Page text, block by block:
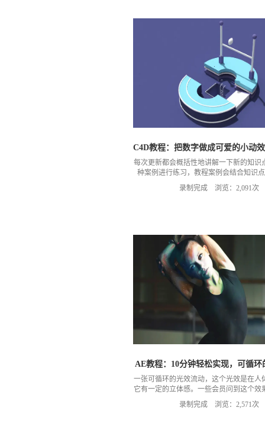
C4D教程：把数字做成可爱的小动
每次更新都会概括性地讲解一下新的知识
种案例进行练习，教程案例会结合知识
进，难度也会慢慢地增加。这节课讲解一
动效教程，更多教程关注MG动画
录制完成 浏览：2,091次
AE教程：10分钟轻松实现，可循环
一张可循环的光效流动，这个光效是在人
它有一定的立体感。一些会员问到这个效
了这节课，我只要稍微讲一下制作技巧，
了。更多教程，关注MG动画自
录制完成 浏览：2,571次